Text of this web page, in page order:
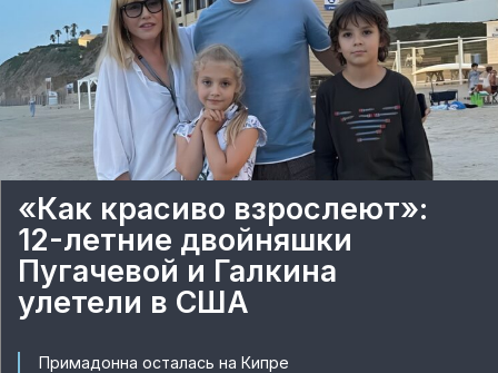
«Как красиво взрослеют»:
12-летние двойняшки
Пугачевой и Галкина
улетели в США
Примадонна осталась на Кипре